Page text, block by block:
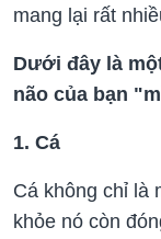
mang lại rất
Dưới đây là
não của bạn
1. Cá
Cá không chỉ là
khỏe nó còn